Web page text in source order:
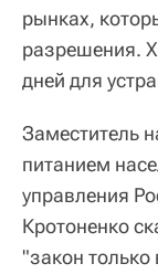
рынках,
разрешения.
дней для
Заместитель
питанием
управления
Кротоненко
"закон только